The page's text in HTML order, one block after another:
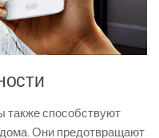
также способствуют
Они предотвращают